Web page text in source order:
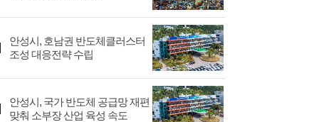
안성시, 호남권 반도체클러스터
조성 대응전략 수립
안성시, 국가 반도체 공급망 재편
맞춰 소부장 산업 육성 속도